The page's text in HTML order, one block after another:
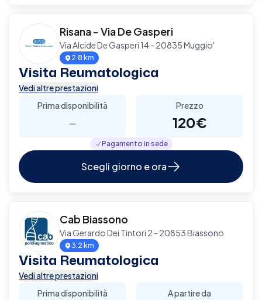
Risana - Via De Gasperi
Via Alcide De Gasperi 14 - 20835 Muggio'
2.8 km
Visita Reumatologica
Vedi altre prestazioni
Prima disponibilità
-
Prezzo
120€
Pagamento in sede
Scegli giorno e ora
Cab Biassono
Via Gerardo Dei Tintori 2 - 20853 Biassono
3.2 km
Visita Reumatologica
Vedi altre prestazioni
Prima disponibilità
A partire da